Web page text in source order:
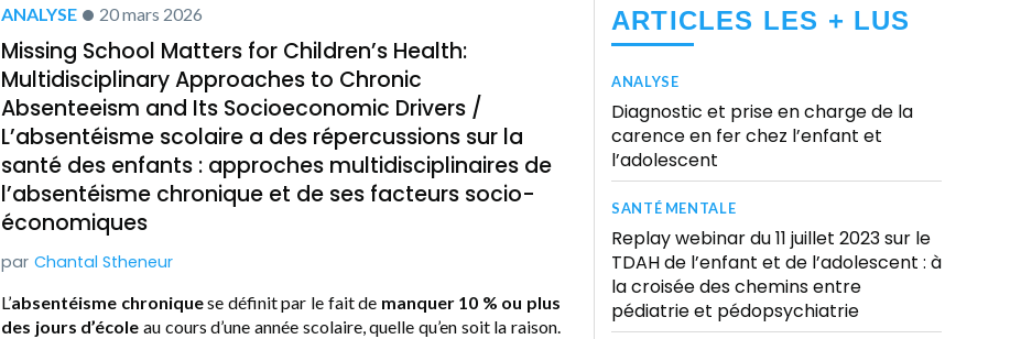
ANALYSE 20 mars 2026
Missing School Matters for Children’s Health:
Multidisciplinary Approaches to Chronic
Absenteeism and Its Socioeconomic Drivers /
L’absentéisme scolaire a des répercussions sur la
santé des enfants : approches multidisciplinaires de
l’absentéisme chronique et de ses facteurs socio-
économiques
Chantal Stheneur
L’absentéisme chroniquese définit par le fait de manquer 10 % ou plus
des jours d’école au cours d’une année scolaire, quelle qu’en soit la raison.
ARTICLES LES + LUS
ANALYSE
Diagnostic et prise en charge de la
carence en fer chez l’enfant et
l’adolescent
SANTÉ MENTALE
Replay webinar du 11 juillet 2023 sur le
TDAH de l’enfant et de l’adolescent : à
la croisée des chemins entre
pédiatrie et pédopsychiatrie